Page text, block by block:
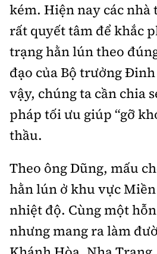
kém. Hiện nay các nhà
rất quyết tâm để khắc
trạng hằn lún theo
đạo của Bộ trưởng
vậy, chúng ta cần chia
pháp tối ưu giúp “gỡ
thầu.
Theo ông Dũng, mấu
hằn lún ở khu vực
nhiệt độ. Cùng một
nhưng mang ra làm